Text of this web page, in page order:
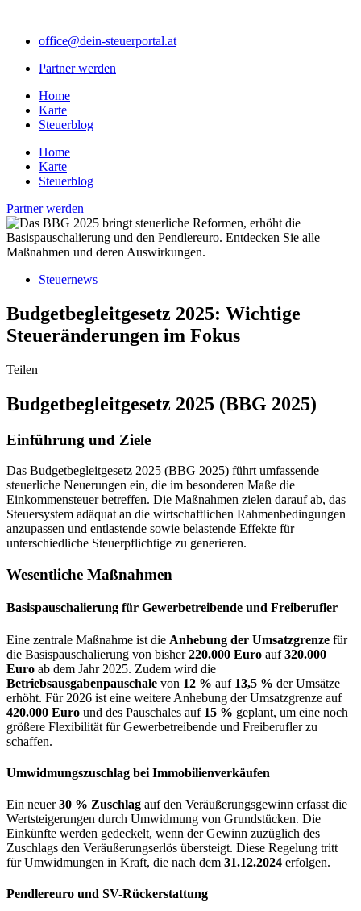
springenoffice@dein-steuerportal.at
Partner werden
Home
Karte
Steuerblog
Home
Karte
Steuerblog
Partner werden
Steuernews
Budgetbegleitgesetz 2025: Wichtige
Steueränderungen im Fokus
Teilen
Budgetbegleitgesetz 2025 (BBG 2025)
Einführung und Ziele
Das Budgetbegleitgesetz 2025 (BBG 2025) führt umfassende
steuerliche Neuerungen ein, die im besonderen Maße die
Einkommensteuer betreffen. Die Maßnahmen zielen darauf ab, das
Steuersystem adäquat an die wirtschaftlichen Rahmenbedingungen
anzupassen und entlastende sowie belastende Effekte für
unterschiedliche Steuerpflichtige zu generieren.
Wesentliche Maßnahmen
Basispauschalierung für Gewerbetreibende und Freiberufler
Eine zentrale Maßnahme ist die Anhebung der Umsatzgrenze für
die Basispauschalierung von bisher220.000 Euro auf320.000
Euro ab dem Jahr 2025. Zudem wird die
Betriebsausgabenpauschale von 12 % auf 13,5 % der Umsätze
erhöht. Für 2026 ist eine weitere Anhebung der Umsatzgrenze auf
420.000 Euro und des Pauschales auf 15 % geplant, um eine noch
größere Flexibilität für Gewerbetreibende und Freiberufler zu
schaffen.
Umwidmungszuschlag bei Immobilienverkäufen
Ein neuer30 % Zuschlag auf den Veräußerungsgewinn erfasst die
Wertsteigerungen durch Umwidmung von Grundstücken. Die
Einkünfte werden gedeckelt, wenn der Gewinn zuzüglich des
Zuschlags den Veräußerungserlös übersteigt. Diese Regelung tritt
für Umwidmungen in Kraft, die nach dem 31.12.2024 erfolgen.
Pendlereuro und SV-Rückerstattung